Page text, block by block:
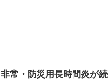
非常・防災用長時間炎が